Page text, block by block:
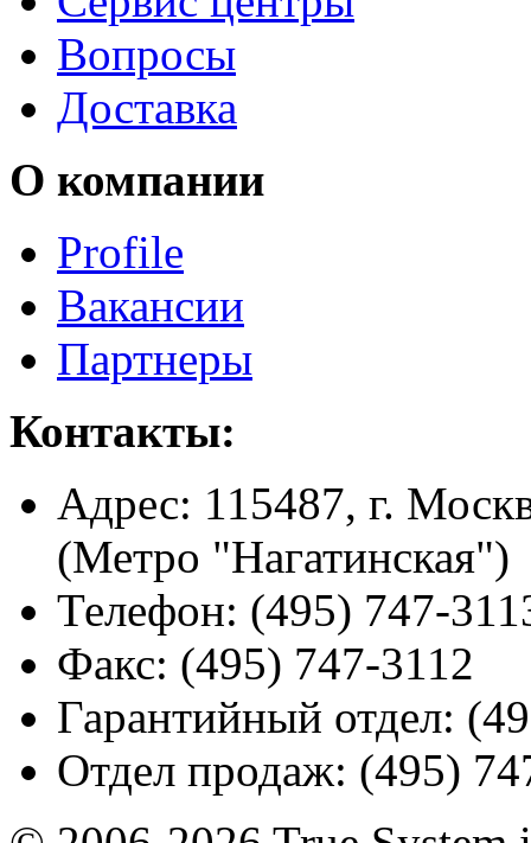
Вопросы
Доставка
О компании
Profile
Вакансии
Партнеры
Контакты:
Адрес: 115487, г.
(Метро "Нагатинская")
Телефон: (495) 747-
Факс: (495) 747-3112
Гарантийный отдел:
Отдел продаж: (495)